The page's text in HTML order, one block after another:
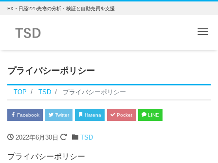
FX・日経225先物の分析・検証と自動売買を支援
プライバシーポリシー
TOP TSD プライバシーポリシー
Facebook Twitter Hatena Pocket LINE
2022年6月30日 TSD
プライバシーポリシー